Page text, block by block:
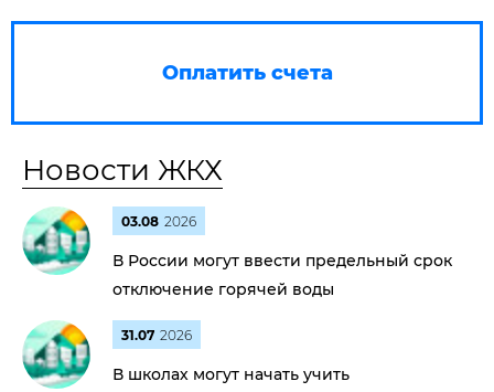
Оплатить счета
Новости ЖКХ
03.08 2026
В России могут ввести предельный срок
отключение горячей воды
31.07 2026
В школах могут начать учить